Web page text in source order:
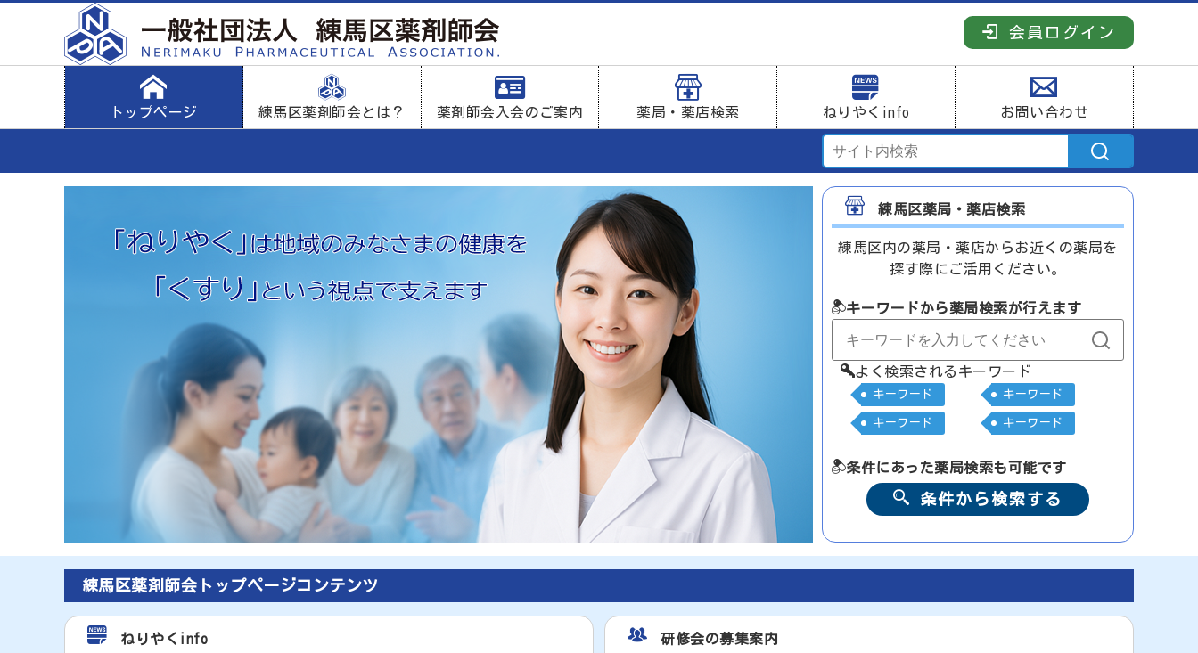
会員ログイン
トップページ 練馬区薬剤師会とは？ 薬剤師会入会のご案内 薬局・薬店検索 ねりやくinfo お問い合わせ
練馬区薬局・薬店検索
練馬区内の薬局・薬店からお近くの薬局を
探す際にご活用ください。
キーワードから薬局検索が行えます
よく検索されるキーワード
キーワード キーワード
キーワード キーワード
条件にあった薬局検索も可能です
条件から検索する
練馬区薬剤師会トップページコンテンツ
ねりやくinfo 研修会の募集案内